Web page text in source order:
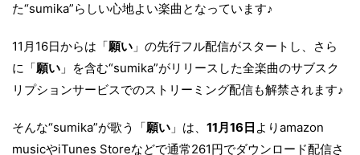
た“sumika”らしい心地よい楽曲となっています♪
11月16日からは「願い 」の先行フル配信がスタートし、さら
に「願い 」を含む“sumika”がリリースした全楽曲のサブスク
リプションサービスでのストリーミング配信も解禁されます♪
そんな“sumika”が歌う「願い 」は、 11月16日 よりamazon
musicやiTunes Storeなどで通常261円でダウンロード配信さ